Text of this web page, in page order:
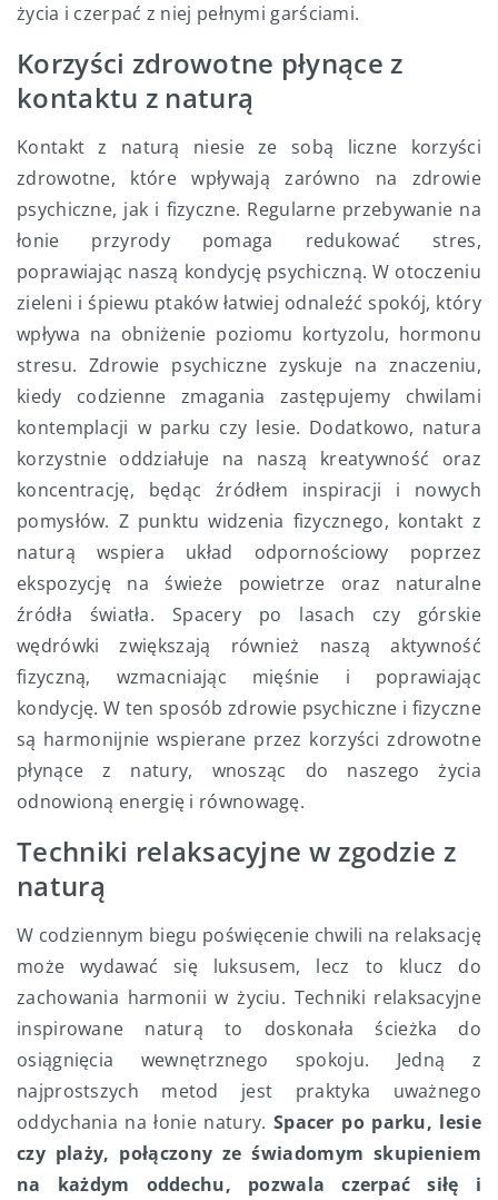
życia i czerpać z niej pełnymi garściami.
Korzyści zdrowotne płynące z
kontaktu z naturą
Kontakt z naturą niesie ze sobą liczne korzyści
zdrowotne, które wpływają zarówno na zdrowie
psychiczne, jak i fizyczne. Regularne przebywanie na
łonie przyrody pomaga redukować stres,
poprawiając naszą kondycję psychiczną. W otoczeniu
zieleni i śpiewu ptaków łatwiej odnaleźć spokój, który
wpływa na obniżenie poziomu kortyzolu, hormonu
stresu. Zdrowie psychiczne zyskuje na znaczeniu,
kiedy codzienne zmagania zastępujemy chwilami
kontemplacji w parku czy lesie. Dodatkowo, natura
korzystnie oddziałuje na naszą kreatywność oraz
koncentrację, będąc źródłem inspiracji i nowych
pomysłów. Z punktu widzenia fizycznego, kontakt z
naturą wspiera układ odpornościowy poprzez
ekspozycję na świeże powietrze oraz naturalne
źródła światła. Spacery po lasach czy górskie
wędrówki zwiększają również naszą aktywność
fizyczną, wzmacniając mięśnie i poprawiając
kondycję. W ten sposób zdrowie psychiczne i fizyczne
są harmonijnie wspierane przez korzyści zdrowotne
płynące z natury, wnosząc do naszego życia
odnowioną energię i równowagę.
Techniki relaksacyjne w zgodzie z
naturą
W codziennym biegu poświęcenie chwili na relaksację
może wydawać się luksusem, lecz to klucz do
zachowania harmonii w życiu. Techniki relaksacyjne
inspirowane naturą to doskonała ścieżka do
osiągnięcia wewnętrznego spokoju. Jedną z
najprostszych metod jest praktyka uważnego
oddychania na łonie natury. Spacer po parku, lesie
czy plaży, połączony ze świadomym skupieniem
na każdym oddechu, pozwala czerpać siłę i